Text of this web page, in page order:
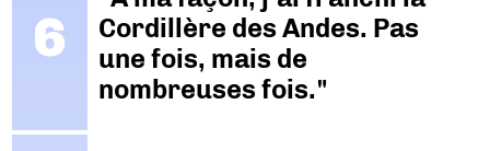
Cordillère des Andes. Pas
une fois, mais de
nombreuses fois."